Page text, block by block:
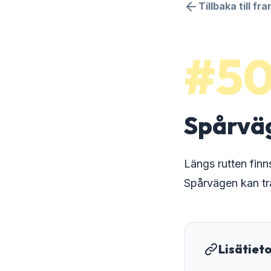
Tillbaka till
Längs rutten
Spårvägen kan